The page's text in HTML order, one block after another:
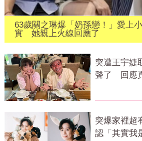
63歲關之琳爆「奶孫戀！」愛上
實 她親上火線回應了
突遭王宇婕
聲了 回應
突爆家裡超
認「其實我